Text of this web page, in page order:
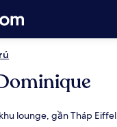
lounge, gần Tháp Eiffel